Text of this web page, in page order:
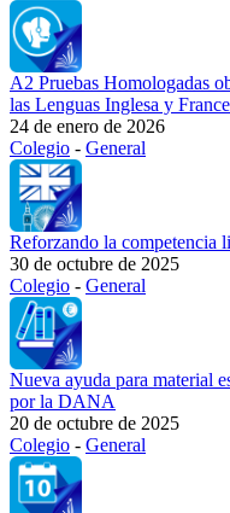
A2 Pruebas Homologadas
las Lenguas Inglesa y
24 de enero de 2026
Colegio - General
Reforzando la competencia
30 de octubre de 2025
Colegio - General
Nueva ayuda para material
por la DANA
20 de octubre de 2025
Colegio - General